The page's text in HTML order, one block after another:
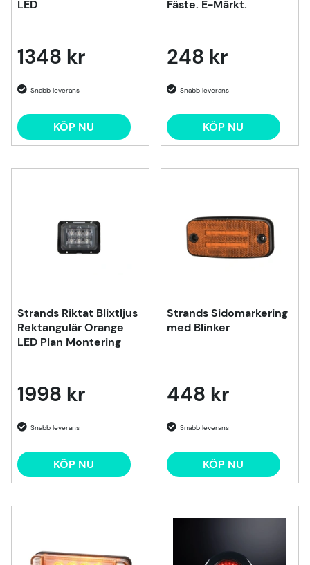
LED
1348 kr
KÖP NU
Fäste. E-Märkt.
248 kr
KÖP NU
Strands Riktat Blixtljus
Rektangulär Orange
LED Plan Montering
1998 kr
KÖP NU
Strands Sidomarkering
med Blinker
448 kr
KÖP NU